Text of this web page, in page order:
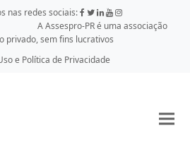
nas redes sociais:
A Assespro-PR é uma associação
privado, sem fins lucrativos
e Política de Privacidade